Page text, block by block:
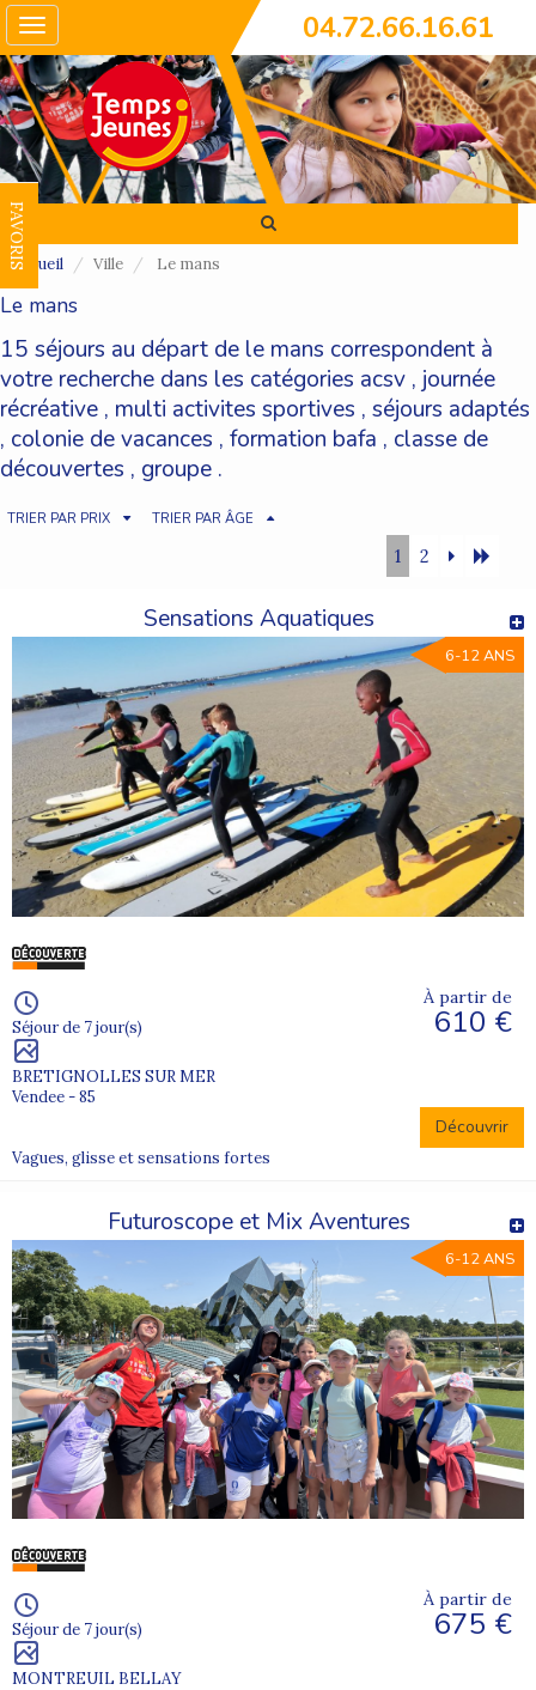
Toggle
navigation
04.72.66.16.61
FAVORIS
Accueil Ville Le mans
Le mans
15 séjours au départ de le mans correspondent à
votre recherche dans les catégories acsv , journée
récréative , multi activites sportives , séjours adaptés
, colonie de vacances , formation bafa , classe de
découvertes , groupe .
TRIER PAR PRIX TRIER PAR ÂGE
1 2
Sensations Aquatiques
6-12 ANS
Séjour de 7 jour(s)
BRETIGNOLLES SUR MER
Vendee - 85
À partir de
610 €
Découvrir
Vagues, glisse et sensations fortes
Futuroscope et Mix Aventures
6-12 ANS
Séjour de 7 jour(s)
MONTREUIL BELLAY
À partir de
675 €